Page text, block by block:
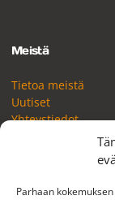
Parhaan
Meistä
Tietoa meistä
Uutiset
Yhteystiedot